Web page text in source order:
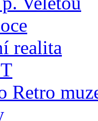
realita
Retro